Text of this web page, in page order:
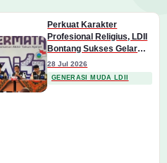
Perkuat Karakter
Profesional Religius, LDII
Bontang Sukses Gelar
Permata CAI 2026
28 Jul 2026
GENERASI MUDA LDII